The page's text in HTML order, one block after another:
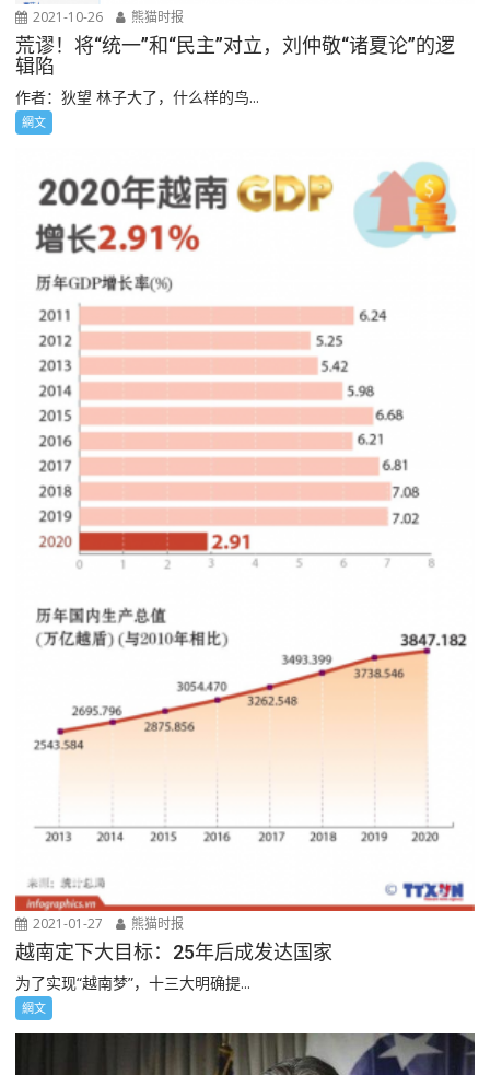
2021-10-26 熊猫时报
荒谬！将“统一”和“民主”对立，刘仲敬“诸夏论”的逻
辑陷
作者：狄望 林子大了，什么样的鸟...
網文
2021-01-27 熊猫时报
越南定下大目标：25年后成发达国家
为了实现“越南梦”，十三大明确提...
網文